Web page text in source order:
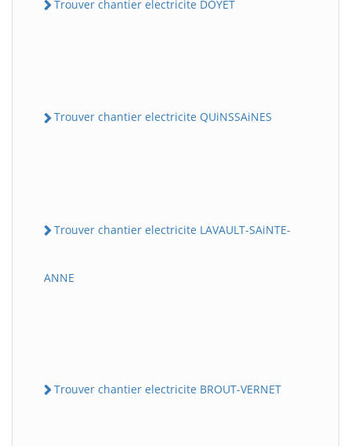
Trouver chantier electricite DOYET
Trouver chantier electricite QUiNSSAiNES
Trouver chantier electricite LAVAULT-SAiNTE-
ANNE
Trouver chantier electricite BROUT-VERNET